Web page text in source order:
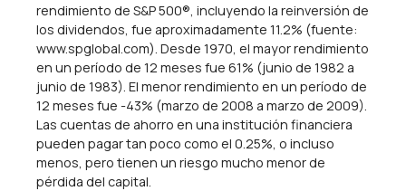
rendimiento de S&P 500®, incluyendo la reinversión de
los dividendos, fue aproximadamente 11.2% (fuente:
www.spglobal.com). Desde 1970, el mayor rendimiento
en un período de 12 meses fue 61% (junio de 1982 a
junio de 1983). El menor rendimiento en un período de
12 meses fue -43% (marzo de 2008 a marzo de 2009).
Las cuentas de ahorro en una institución financiera
pueden pagar tan poco como el 0.25%, o incluso
menos, pero tienen un riesgo mucho menor de
pérdida del capital.